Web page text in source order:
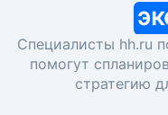
Специалисты hh.ru
помогут
стратегию